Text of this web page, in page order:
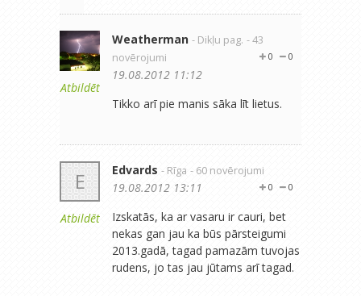
Atbildēt
Weatherman - Dikļu pag. - 43
novērojumi
0
0
19.08.2012 11:12
Tikko arī pie manis sāka līt lietus.
E
Atbildēt
Edvards - Rīga - 60 novērojumi
0
0
19.08.2012 13:11
Izskatās, ka ar vasaru ir cauri, bet
nekas gan jau ka būs pārsteigumi
2013.gadā, tagad pamazām tuvojas
rudens, jo tas jau jūtams arī tagad.